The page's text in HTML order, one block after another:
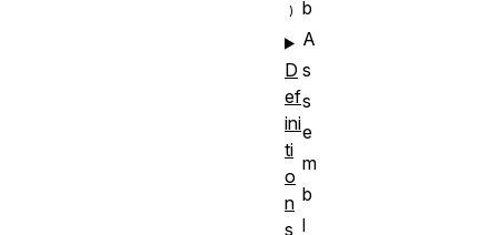
b
A
s
s
e
m
b
l
D
ef
ini
ti
o
n
s